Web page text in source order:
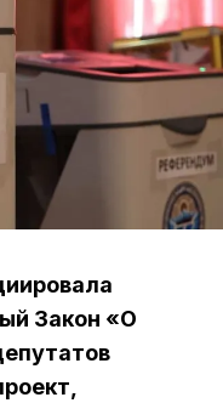
Закон «О